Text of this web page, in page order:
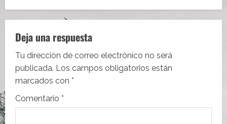
g
a
c
i
ó
Deja una respuesta
Tu dirección de correo electrónico no será
publicada. Los campos obligatorios están
marcados con *
Comentario *